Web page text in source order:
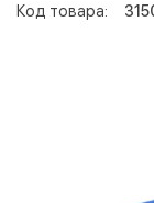
Код товара: